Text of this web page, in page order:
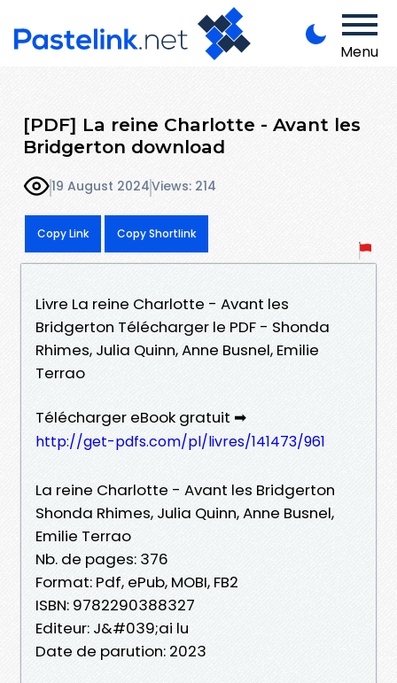
Menu
[PDF] La reine Charlotte - Avant les
Bridgerton download
19 August 2024Views: 214
Copy Link Copy Shortlink
Livre La reine Charlotte - Avant les
Bridgerton Télécharger le PDF - Shonda
Rhimes, Julia Quinn, Anne Busnel, Emilie
Terrao
Télécharger eBook gratuit ➡
http://get-pdfs.com/pl/livres/141473/961
La reine Charlotte - Avant les Bridgerton
Shonda Rhimes, Julia Quinn, Anne Busnel,
Emilie Terrao
Nb. de pages: 376
Format: Pdf, ePub, MOBI, FB2
ISBN: 9782290388327
Editeur: J&#039;ai lu
Date de parution: 2023